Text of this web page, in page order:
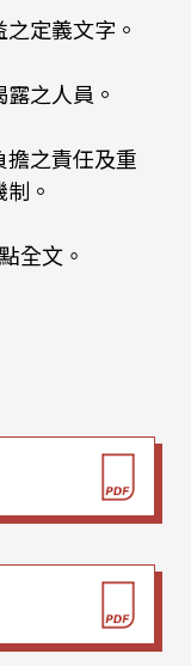
定義文字。
之人員。
擔之責任及重
。
全文。